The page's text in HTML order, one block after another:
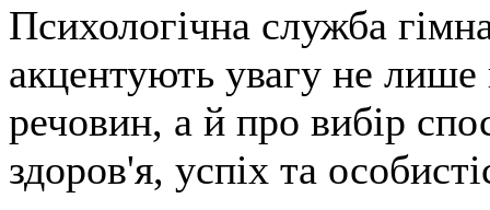
Психологічна служба
акцентують увагу не
речовин, а й про вибір
здоров'я, успіх та